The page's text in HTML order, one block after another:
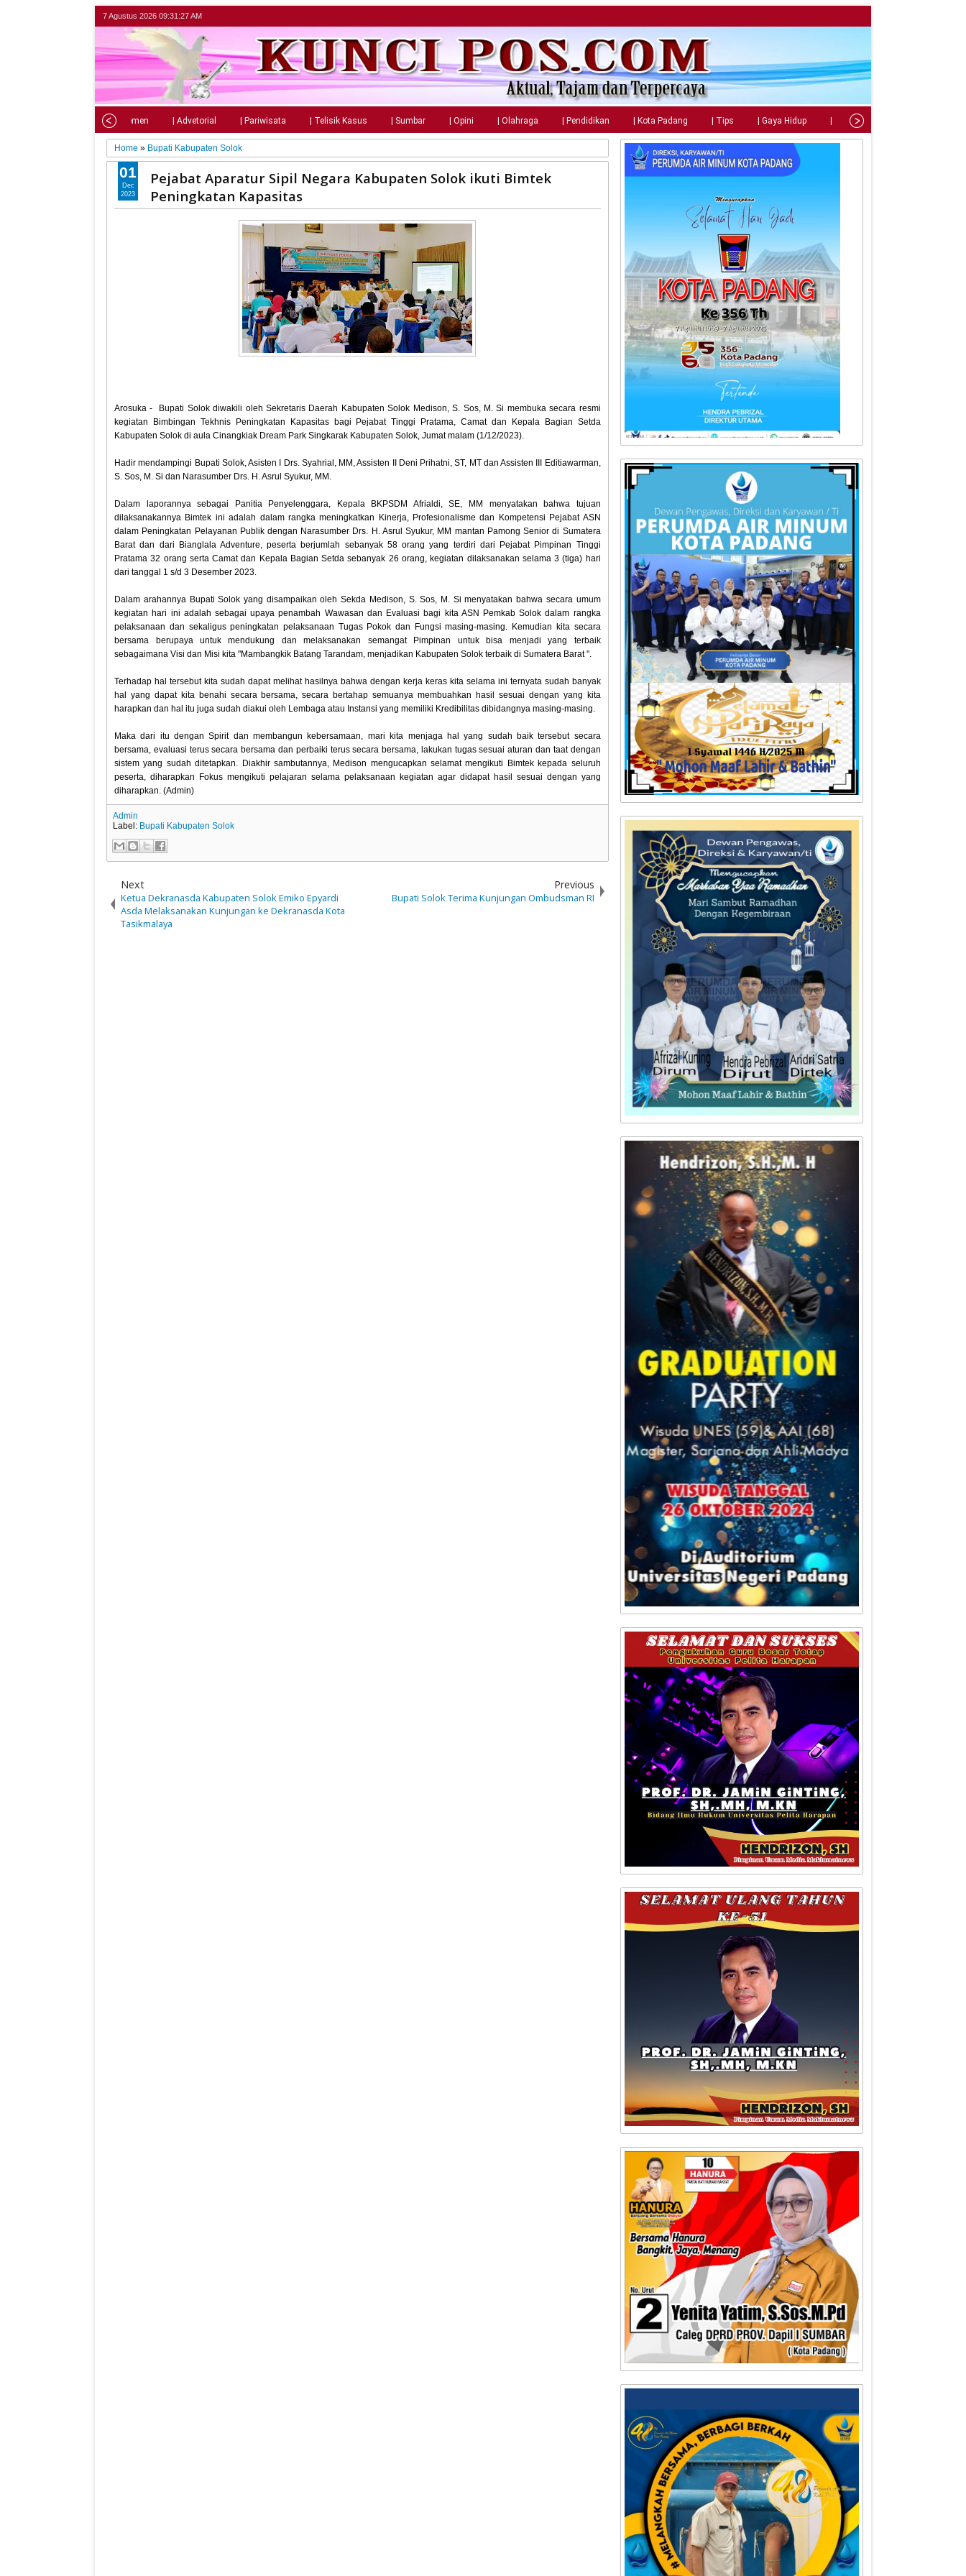
7 Agustus 2026 09:31:28 AM
| Parlemen | Advetorial | Pariwisata | Telisik Kasus | Sumbar | Opini | Olahraga | Pendidikan | Kota Padang | Tips | Gaya Hidup | Teknologi
Home » Bupati Kabupaten Solok
Pejabat Aparatur Sipil Negara Kabupaten Solok ikuti Bimtek
Peningkatan Kapasitas
Arosuka - Bupati Solok diwakili oleh Sekretaris Daerah Kabupaten Solok Medison, S. Sos, M. Si membuka secara resmi
kegiatan Bimbingan Tekhnis Peningkatan Kapasitas bagi Pejabat Tinggi Pratama, Camat dan Kepala Bagian Setda
Kabupaten Solok di aula Cinangkiak Dream Park Singkarak Kabupaten Solok, Jumat malam (1/12/2023).
Hadir mendampingi Bupati Solok, Asisten I Drs. Syahrial, MM, Assisten II Deni Prihatni, ST, MT dan Assisten III Editiawarman,
S. Sos, M. Si dan Narasumber Drs. H. Asrul Syukur, MM.
Dalam laporannya sebagai Panitia Penyelenggara, Kepala BKPSDM Afrialdi, SE, MM menyatakan bahwa tujuan
dilaksanakannya Bimtek ini adalah dalam rangka meningkatkan Kinerja, Profesionalisme dan Kompetensi Pejabat ASN
dalam Peningkatan Pelayanan Publik dengan Narasumber Drs. H. Asrul Syukur, MM mantan Pamong Senior di Sumatera
Barat dan dari Bianglala Adventure, peserta berjumlah sebanyak 58 orang yang terdiri dari Pejabat Pimpinan Tinggi
Pratama 32 orang serta Camat dan Kepala Bagian Setda sebanyak 26 orang, kegiatan dilaksanakan selama 3 (tiga) hari
dari tanggal 1 s/d 3 Desember 2023.
Dalam arahannya Bupati Solok yang disampaikan oleh Sekda Medison, S. Sos, M. Si menyatakan bahwa secara umum
kegiatan hari ini adalah sebagai upaya penambah Wawasan dan Evaluasi bagi kita ASN Pemkab Solok dalam rangka
pelaksanaan dan sekaligus peningkatan pelaksanaan Tugas Pokok dan Fungsi masing-masing. Kemudian kita secara
bersama berupaya untuk mendukung dan melaksanakan semangat Pimpinan untuk bisa menjadi yang terbaik
sebagaimana Visi dan Misi kita "Mambangkik Batang Tarandam, menjadikan Kabupaten Solok terbaik di Sumatera Barat ".
Terhadap hal tersebut kita sudah dapat melihat hasilnya bahwa dengan kerja keras kita selama ini ternyata sudah banyak
hal yang dapat kita benahi secara bersama, secara bertahap semuanya membuahkan hasil sesuai dengan yang kita
harapkan dan hal itu juga sudah diakui oleh Lembaga atau Instansi yang memiliki Kredibilitas dibidangnya masing-masing.
Maka dari itu dengan Spirit dan membangun kebersamaan, mari kita menjaga hal yang sudah baik tersebut secara
bersama, evaluasi terus secara bersama dan perbaiki terus secara bersama, lakukan tugas sesuai aturan dan taat dengan
sistem yang sudah ditetapkan. Diakhir sambutannya, Medison mengucapkan selamat mengikuti Bimtek kepada seluruh
peserta, diharapkan Fokus mengikuti pelajaran selama pelaksanaan kegiatan agar didapat hasil sesuai dengan yang
diharapkan. (Admin)
01
Dec
2023
Admin
Label: Bupati Kabupaten Solok
Next
Ketua Dekranasda Kabupaten Solok Emiko Epyardi
Asda Melaksanakan Kunjungan ke Dekranasda Kota
Tasikmalaya
Previous
Bupati Solok Terima Kunjungan Ombudsman RI